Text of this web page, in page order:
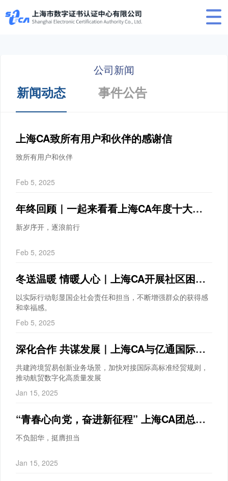
公司新闻
新闻动态 事件公告
上海CA致所有用户和伙伴的感谢信
致所有用户和伙伴
Feb 5, 2025
年终回顾｜一起来看看上海CA年度十大关键词
新岁序开，逐浪前行
Feb 5, 2025
冬送温暖 情暖人心｜上海CA开展社区困难群众新春慰问活动
以实际行动彰显国企社会责任和担当，不断增强群众的获得感
和幸福感。
Feb 5, 2025
深化合作 共谋发展｜上海CA与亿通国际开展合作交流研讨
共建跨境贸易创新业务场景，加快对接国际高标准经贸规则，
推动航贸数字化高质量发展
Jan 15, 2025
“青春心向党，奋进新征程” 上海CA团总支开展2024超龄团员离团仪式
不负韶华，挺膺担当
Jan 15, 2025